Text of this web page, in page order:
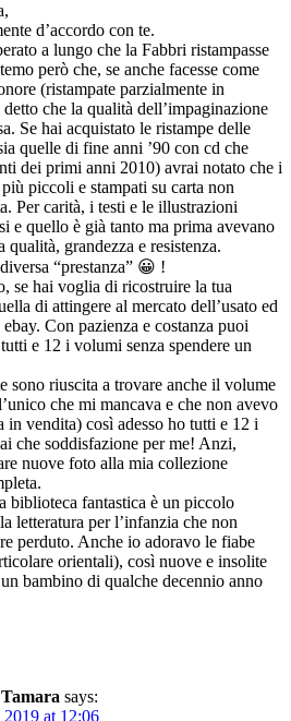
d’accordo con te.
a lungo che la Fabbri ristampasse
però che, se anche facesse come
(ristampate parzialmente in
che la qualità dell’impaginazione
Se hai acquistato le ristampe delle
quelle di fine anni ’90 con cd che
dei primi anni 2010) avrai notato che i
piccoli e stampati su carta non
Per carità, i testi e le illustrazioni
e quello è già tanto ma prima avevano
qualità, grandezza e resistenza.
“prestanza” 😀 !
se hai voglia di ricostruire la tua
di attingere al mercato dell’usato ed
Con pazienza e costanza puoi
e 12 i volumi senza spendere un
sono riuscita a trovare anche il volume
che mi mancava e che non avevo
in vendita) così adesso ho tutti e 12 i
che soddisfazione per me! Anzi,
nuove foto alla mia collezione
biblioteca fantastica è un piccolo
letteratura per l’infanzia che non
perduto. Anche io adoravo le fiabe
orientali), così nuove e insolite
bambino di qualche decennio anno
Tamara says:
at 12:06